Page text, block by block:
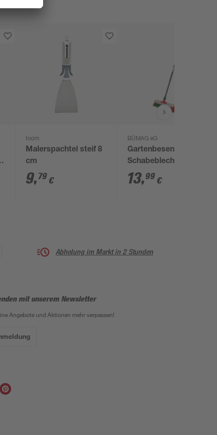
toom
Malerspachtel steif 8
cm
9,79 €
BÜMAG eG
Gartenbesen mit
Schabeblech und
Teleskopstiel Elaston
40 cm grün rot
13,99 €
Abholung im Markt in 2 Stunden
mit unserem Newsletter
Angebote und Aktionen mehr verpassen!